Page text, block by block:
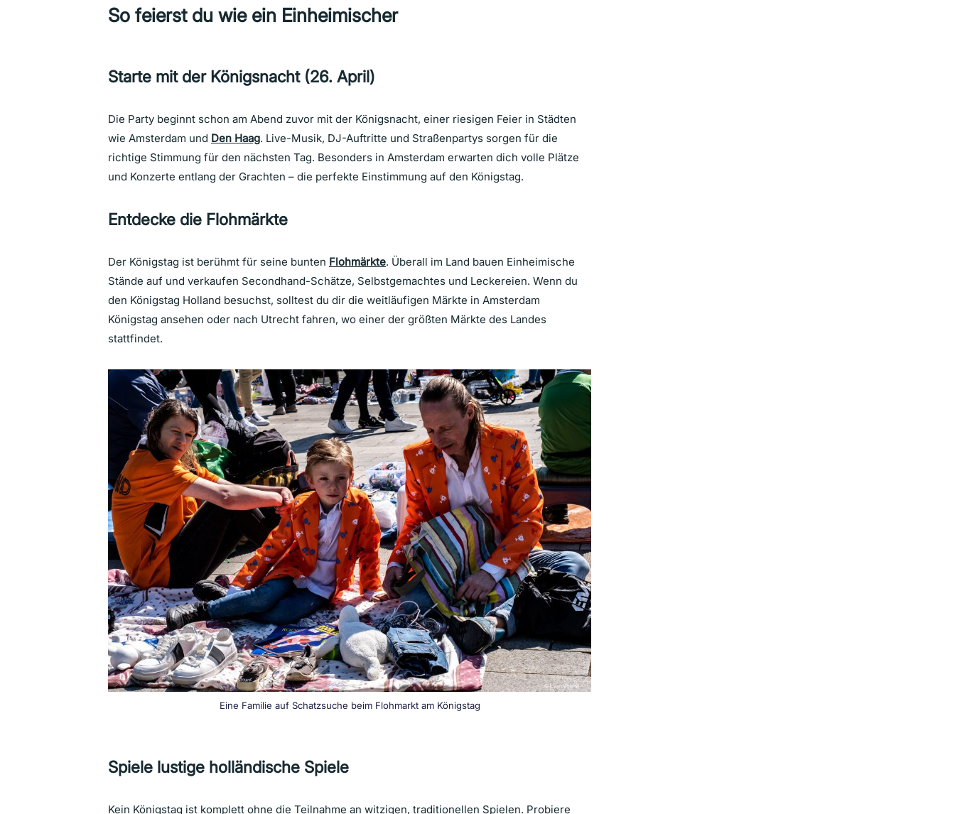
So feierst du wie ein Einheimischer
Starte mit der Königsnacht (26. April)
Die Party beginnt schon am Abend zuvor mit der Königsnacht, einer riesigen Feier in Städten
wie Amsterdam und Den Haag. Live-Musik, DJ-Auftritte und Straßenpartys sorgen für die
richtige Stimmung für den nächsten Tag. Besonders in Amsterdam erwarten dich volle Plätze
und Konzerte entlang der Grachten – die perfekte Einstimmung auf den Königstag.
Entdecke die Flohmärkte
Der Königstag ist berühmt für seine bunten Flohmärkte. Überall im Land bauen Einheimische
Stände auf und verkaufen Secondhand-Schätze, Selbstgemachtes und Leckereien. Wenn du
den Königstag Holland besuchst, solltest du dir die weitläufigen Märkte in Amsterdam
Königstag ansehen oder nach Utrecht fahren, wo einer der größten Märkte des Landes
stattfindet.
Eine Familie auf Schatzsuche beim Flohmarkt am Königstag
Spiele lustige holländische Spiele
Kein Königstag ist komplett ohne die Teilnahme an witzigen, traditionellen Spielen. Probiere